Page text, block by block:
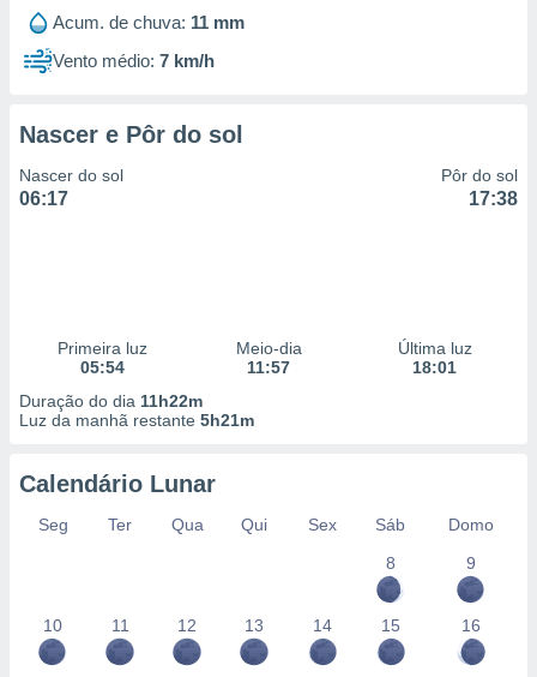
utilizar
criar
ou
de dados
melhorar
dados
através
Acum. de chuva: 11 mm
Vento médio: 7 km/h
Nascer e Pôr do sol
Nascer do sol
06:17
Pôr do sol
17:38
Primeira luz
05:54
Meio-dia
11:57
Última luz
18:01
Duração do dia 11h22m
Luz da manhã restante 5h21m
Calendário Lunar
Seg Ter Qua Qui Sex Sáb
Domo
8
9
10 11 12 13 14 15 16